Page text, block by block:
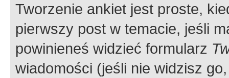
Tworzenie ankiet jest proste,
pierwszy post w temacie, jeśli
powinieneś widzieć formularz
wiadomości (jeśli nie widzisz